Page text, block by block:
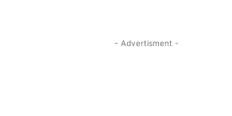
- Advertisment -